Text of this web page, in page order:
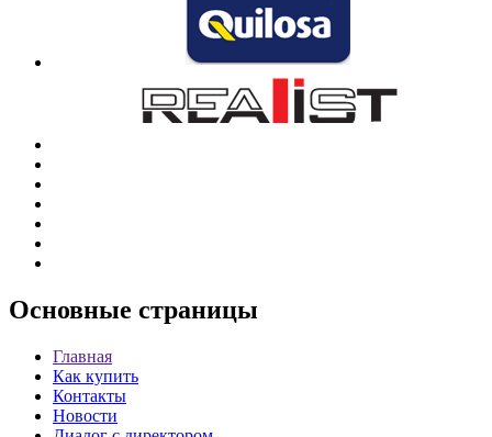
Основные страницы
Главная
Как купить
Контакты
Новости